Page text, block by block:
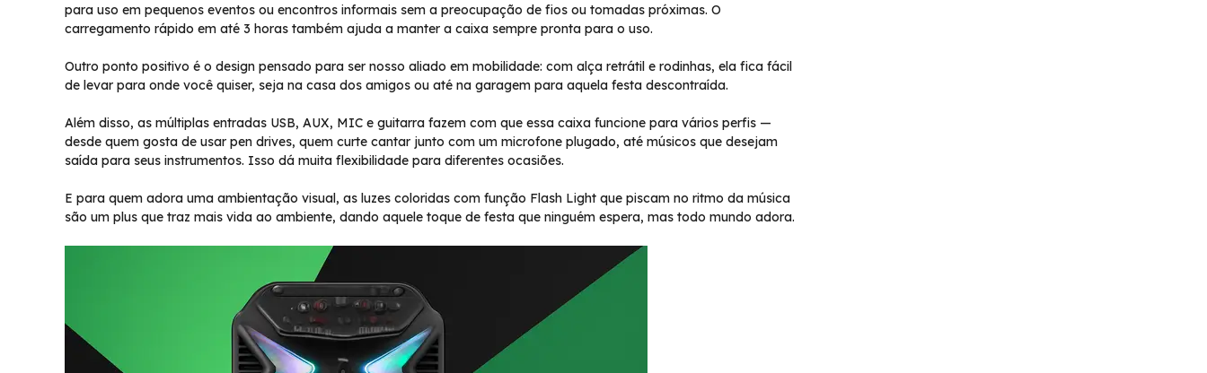
para uso em pequenos eventos ou encontros informais sem a preocupação de fios ou tomadas próximas. O
carregamento rápido em até 3 horas também ajuda a manter a caixa sempre pronta para o uso.
Outro ponto positivo é o design pensado para ser nosso aliado em mobilidade: com alça retrátil e rodinhas, ela fica fácil
de levar para onde você quiser, seja na casa dos amigos ou até na garagem para aquela festa descontraída.
Além disso, as múltiplas entradas USB, AUX, MIC e guitarra fazem com que essa caixa funcione para vários perfis —
desde quem gosta de usar pen drives, quem curte cantar junto com um microfone plugado, até músicos que desejam
saída para seus instrumentos. Isso dá muita flexibilidade para diferentes ocasiões.
E para quem adora uma ambientação visual, as luzes coloridas com função Flash Light que piscam no ritmo da música
são um plus que traz mais vida ao ambiente, dando aquele toque de festa que ninguém espera, mas todo mundo adora.